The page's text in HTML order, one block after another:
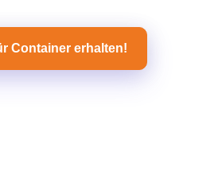
Container erhalten!